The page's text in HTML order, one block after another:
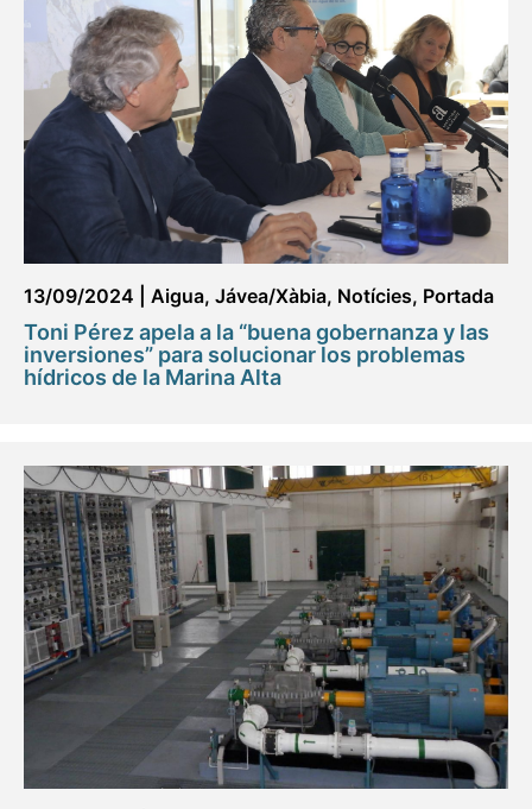
13/09/2024 Aigua, Jávea/Xàbia, Notícies, Portada
Toni Pérez apela a la “buena gobernanza y las
inversiones” para solucionar los problemas
hídricos de la Marina Alta